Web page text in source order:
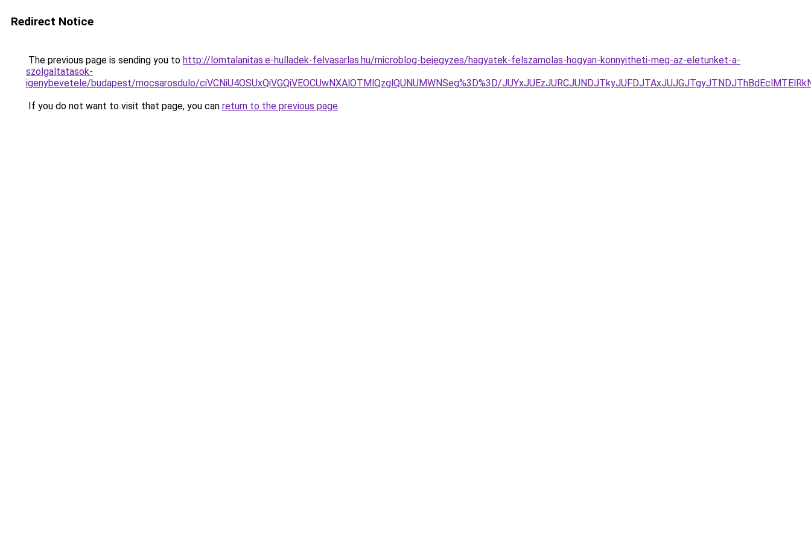
Redirect Notice
The previous page is sending you to http://lomtalanitas.e-hulladek-felvasarlas.hu/microblog-bejegyzes/hagyatek-felszamolas-hogyan-konnyitheti-meg-az-eletunket-a-
szolgaltatasok-
igenybevetele/budapest/mocsarosdulo/ciVCNiU4OSUxQiVGQiVEOCUwNXAlOTMlQzglQUNUMWNSeg%3D%3D/
If you do not want to visit that page, you can return to the previous page.